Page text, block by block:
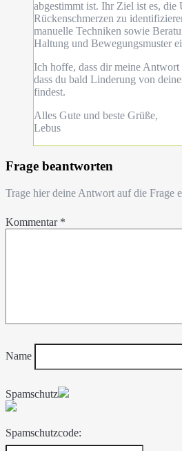
abgestimmt ist. Ihr Ziel ist es, die
Rückenschmerzen zu
manuelle Techniken sowie
Haltung und Bewegungsmuster
Ich hoffe, dass dir meine
dass du bald Linderung von
findest.
Alles Gute und beste Grüße,
Lebus
Frage beantworten
Trage hier deine Antwort auf die Frage
Kommentar *
Name
Spamschutz
Spamschutzcode: